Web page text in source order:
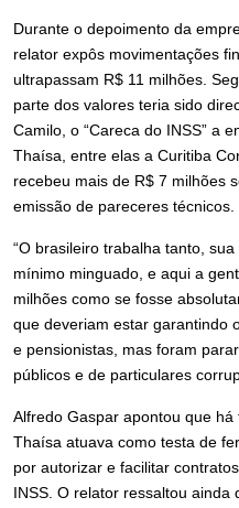
Durante o depoimento da
relator expôs movimentações
ultrapassam R$ 11 milhões.
parte dos valores teria sido
Camilo, o “Careca do INSS” a
Thaísa, entre elas a Curitiba
recebeu mais de R$ 7 milhões
emissão de pareceres técnicos.
“O brasileiro trabalha tanto,
mínimo minguado, e aqui a
milhões como se fosse
que deveriam estar garantindo
e pensionistas, mas foram
públicos e de particulares
Alfredo Gaspar apontou que
Thaísa atuava como testa de
por autorizar e facilitar
INSS. O relator ressaltou ainda